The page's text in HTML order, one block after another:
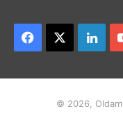
Facebook
© 2026,